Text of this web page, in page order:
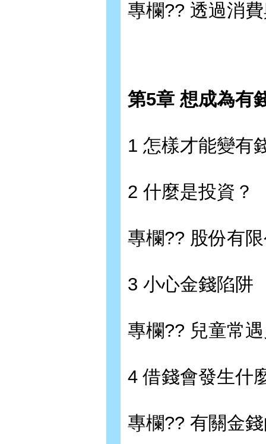
專欄?? 透過消
第5章 想成為有
1 怎樣才能變有
2 什麼是投資？
專欄?? 股份有
3 小心金錢陷阱
專欄?? 兒童常
4 借錢會發生什
專欄?? 有關金